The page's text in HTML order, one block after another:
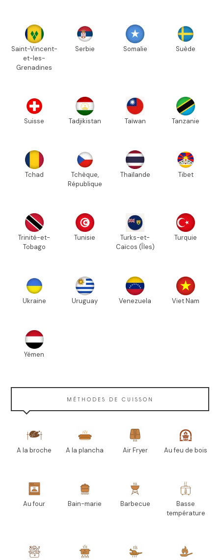
Saint-Vincent-
et-les-
Grenadines
Serbie Somalie Suède
Suisse Tadjikistan Taïwan Tanzanie
Tchad
Tchèque,
République
Thaïlande Tibet
Trinité-et-
Tobago
Tunisie
Turks-et-
Caïcos (Îles)
Turquie
Ukraine Uruguay Venezuela Viet Nam
Yémen
MÉTHODES DE CUISSON
A la broche A la plancha Air Fryer Au feu de bois
Au four Bain-marie Barbecue
Basse
température